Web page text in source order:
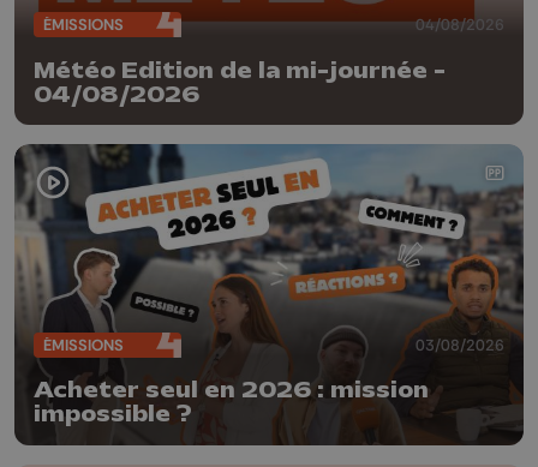
ÉMISSIONS 04/08/2026
Météo Edition de la mi-journée -
04/08/2026
ÉMISSIONS 03/08/2026
Acheter seul en 2026 : mission
impossible ?